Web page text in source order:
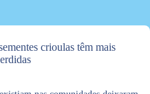
crioulas têm mais